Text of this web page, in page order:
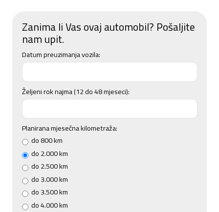
Zanima li Vas ovaj automobil? Pošaljite
nam upit.
Datum preuzimanja vozila:
Željeni rok najma (12 do 48 mjeseci):
Planirana mjesečna kilometraža:
do 800 km
do 2.000 km
do 2.500 km
do 3.000 km
do 3.500 km
do 4.000 km